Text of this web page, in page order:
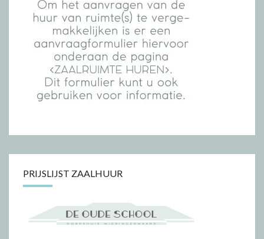
PRIJSLIJST ZAALHUUR